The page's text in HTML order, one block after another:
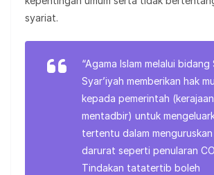
syariat.
“Agama Islam melalui bidang
Syar’iyah memberikan hak
kepada pemerintah
mentadbir) untuk
tertentu dalam
darurat seperti penularan
Tindakan tatatertib boleh